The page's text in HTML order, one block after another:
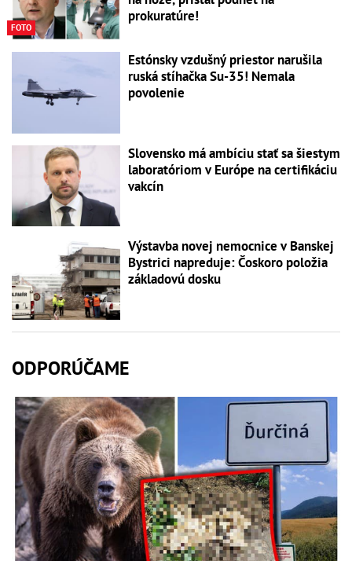
FOTO
prokuratúre!
Estónsky vzdušný priestor narušila
ruská stíhačka Su-35! Nemala
povolenie
Slovensko má ambíciu stať sa šiestym
laboratóriom v Európe na certifikáciu
vakcín
Výstavba novej nemocnice v Banskej
Bystrici napreduje: Čoskoro položia
základovú dosku
ODPORÚČAME